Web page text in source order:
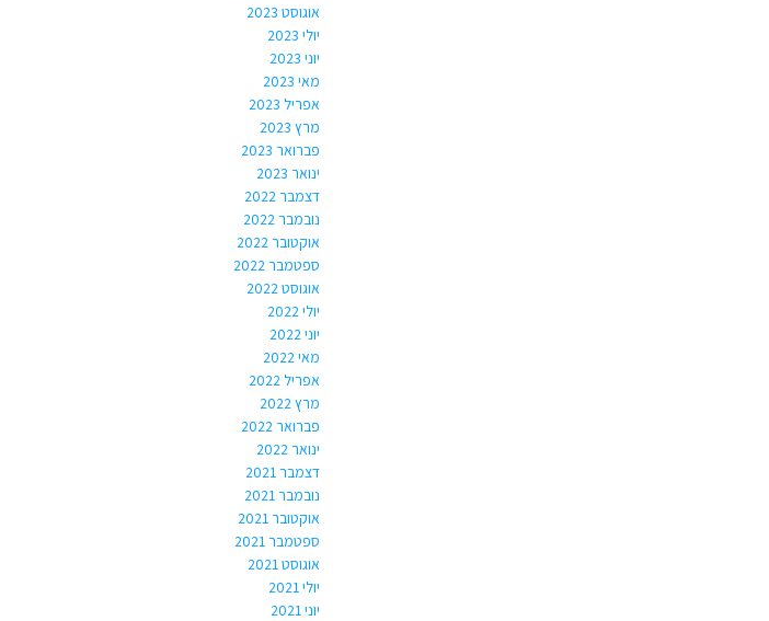
אוגוסט 2023
יולי 2023
יוני 2023
מאי 2023
אפריל 2023
מרץ 2023
פברואר 2023
ינואר 2023
דצמבר 2022
נובמבר 2022
אוקטובר 2022
ספטמבר 2022
אוגוסט 2022
יולי 2022
יוני 2022
מאי 2022
אפריל 2022
מרץ 2022
פברואר 2022
ינואר 2022
דצמבר 2021
נובמבר 2021
אוקטובר 2021
ספטמבר 2021
אוגוסט 2021
יולי 2021
יוני 2021